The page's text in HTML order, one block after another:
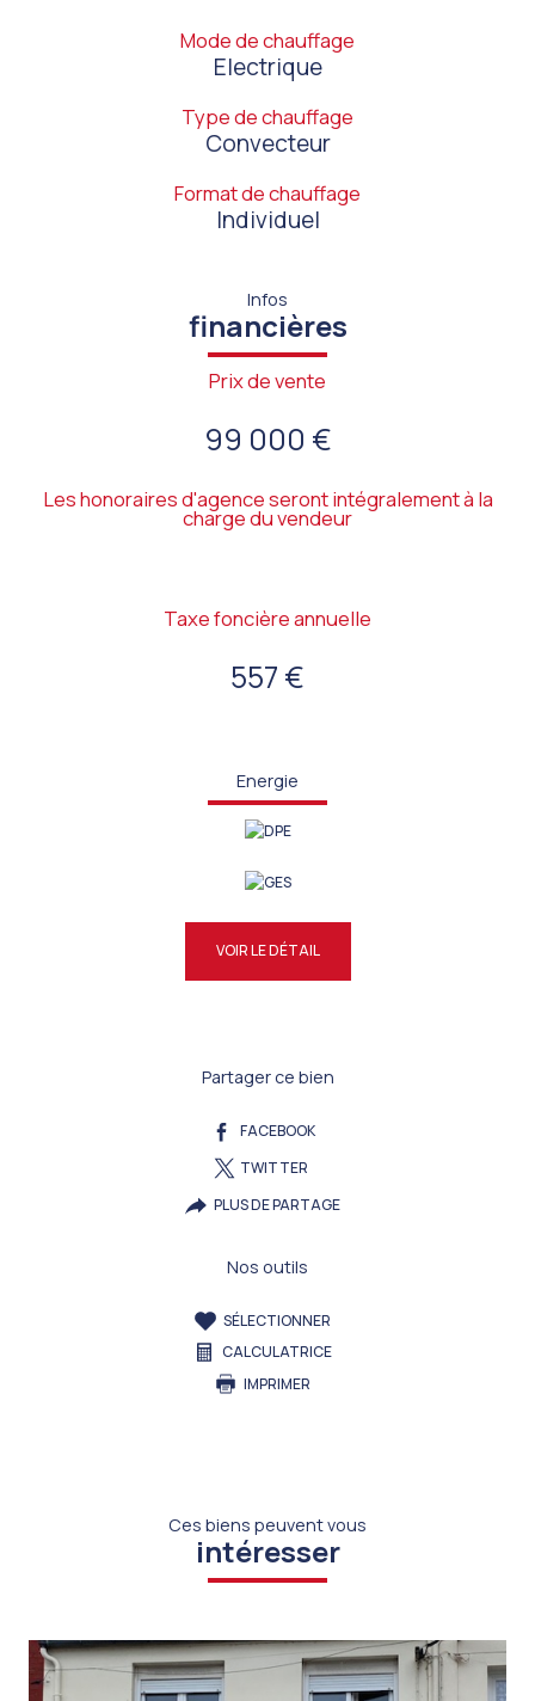
Mode de chauffage
Electrique
Type de chauffage
Convecteur
Format de chauffage
Individuel
Infos
financières
Prix de vente
99 000 €
Les honoraires d'agence seront intégralement à la
charge du vendeur
Taxe foncière annuelle
557 €
Energie
VOIR LE DÉTAIL
Partager ce bien
FACEBOOK
TWITTER
PLUS DE PARTAGE
Nos outils
SÉLECTIONNER
CALCULATRICE
IMPRIMER
Ces biens peuvent vous
intéresser